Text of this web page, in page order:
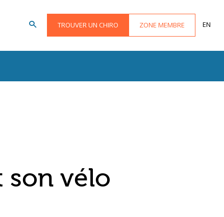
TROUVER UN CHIRO ZONE MEMBRE EN
son vélo